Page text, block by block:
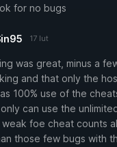
for no bugs
17 lut
was great, minus a
and that only the
100% use of the
can use the
weak foe cheat counts
those few bugs with